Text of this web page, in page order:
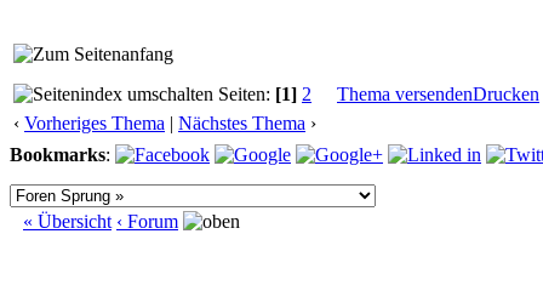
Seiten: [1] 2 Thema versendenDrucken
‹ Vorheriges Thema | Nächstes Thema ›
Bookmarks:
« Übersicht ‹ Forum